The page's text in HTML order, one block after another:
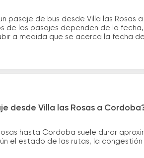
pasaje de bus desde Villa las
de los pasajes dependen de la
a medida que se acerca la fecha
desde Villa las Rosas a
hasta Cordoba suele durar
el estado de las rutas, la